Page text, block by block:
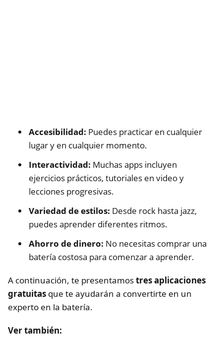
Accesibilidad: Puedes practicar en cualquier
lugar y en cualquier momento.
Interactividad: Muchas apps incluyen
ejercicios prácticos, tutoriales en video y
lecciones progresivas.
Variedad de estilos: Desde rock hasta jazz,
puedes aprender diferentes ritmos.
Ahorro de dinero: No necesitas comprar una
batería costosa para comenzar a aprender.
A continuación, te presentamostres aplicaciones
gratuitas que te ayudarán a convertirte en un
experto en la batería.
Ver también: